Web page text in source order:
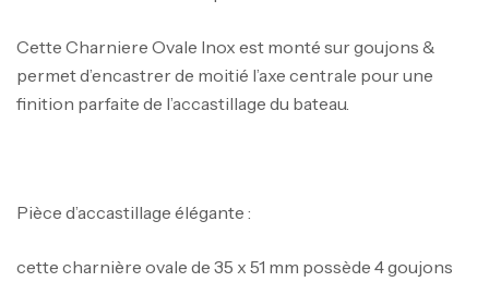
Cette Charniere Ovale Inox est monté sur goujons &
permet d’encastrer de moitié l’axe centrale pour une
finition parfaite de l’accastillage du bateau.
Pièce d’accastillage élégante :
cette charnière ovale de 35 x 51 mm possède 4 goujons